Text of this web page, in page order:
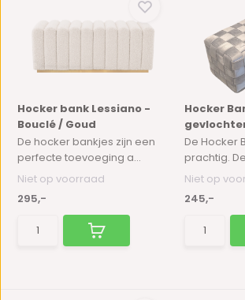
Hocker bank Lessiano -
Bouclé / Goud
De hocker bankjes zijn een
perfecte toevoeging a...
Niet op voorraad
295,-
Hocker
De Hocker
prachtig.
Niet op
245,-